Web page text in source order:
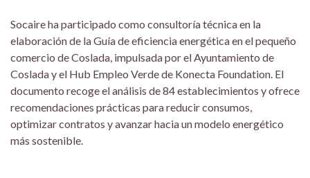
Socaire ha participado como consultoría técnica en la
elaboración de la Guía de eficiencia energética en el pequeño
comercio de Coslada, impulsada por el Ayuntamiento de
Coslada y el Hub Empleo Verde de Konecta Foundation. El
documento recoge el análisis de 84 establecimientos y ofrece
recomendaciones prácticas para reducir consumos,
optimizar contratos y avanzar hacia un modelo energético
más sostenible.